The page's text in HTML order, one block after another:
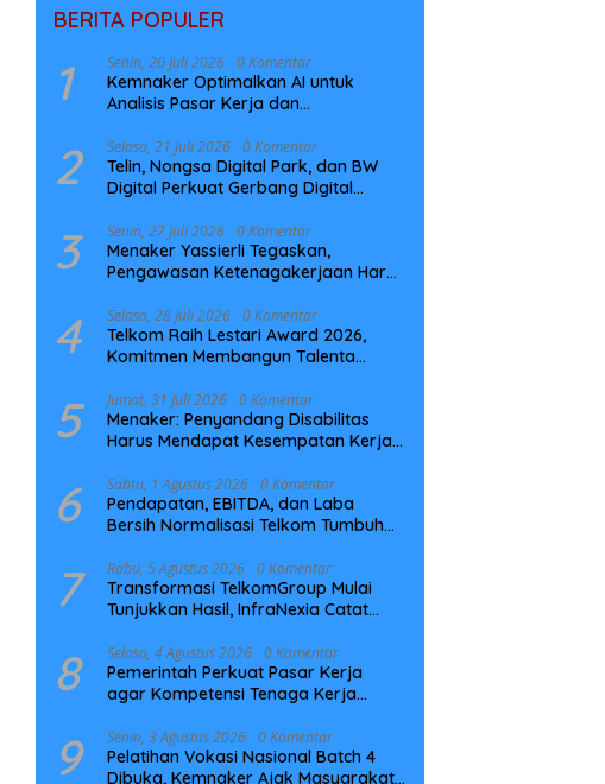
BERITA POPULER
1 Senin, 20 Juli 2026 0 Komentar
Kemnaker Optimalkan AI untuk
Analisis Pasar Kerja dan
2 Selasa, 21 Juli 2026 0 Komentar
Telin, Nongsa Digital Park, dan BW
Digital Perkuat Gerbang Digital
NCC
3 Senin, 27 Juli 2026 0 Komentar
Menaker Yassierli Tegaskan,
Pengawasan Ketenagakerjaan Harus
4 Selasa, 28 Juli 2026 0 Komentar
Telkom Raih Lestari Award 2026,
Komitmen Membangun Talenta
5 Jumat, 31 Juli 2026 0 Komentar
Menaker: Penyandang Disabilitas
Harus Mendapat Kesempatan Kerja
6 Sabtu, 1 Agustus 2026 0 Komentar
Pendapatan, EBITDA, dan Laba
Bersih Normalisasi Telkom Tumbuh
7 Rabu, 5 Agustus 2026 0 Komentar
Transformasi TelkomGroup Mulai
Tunjukkan Hasil, InfraNexia Catat
Digital Nasional
8 Selasa, 4 Agustus 2026 0 Komentar
Pemerintah Perkuat Pasar Kerja
agar Kompetensi Tenaga Kerja
9 Senin, 3 Agustus 2026 0 Komentar
Pelatihan Vokasi Nasional Batch 4
Dibuka, Kemnaker Ajak Masyarakat